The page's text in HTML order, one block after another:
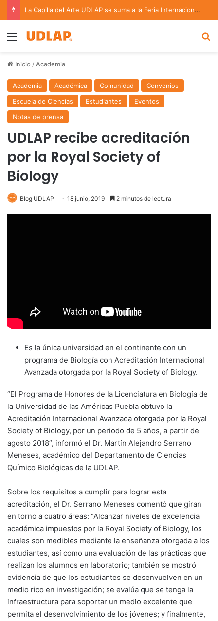
La Capilla del Arte UDLAP se suma a la Feria Internacional del Libro en Puebla
Menu
Inicio / Academia
Academia Académica Comunidad
Convenios
Escuela de Ciencias
Estudiantes
Eventos
Notas de prensa
UDLAP recibe acreditación
por la Royal Society of
Biology
Blog UDLAP 18 junio, 2019 2 minutos de lectura
Es la única universidad en el continente con un
programa de Biología con Acreditación Internacional
Avanzada otorgada por la Royal Society of Biology.
“El Programa de Honores de la Licenciatura en Biología de
la Universidad de las Américas Puebla obtuvo la
Acreditación Internacional Avanzada otorgada por la Royal
Society of Biology, por un periodo de 5 años, a partir de
agosto 2018”, informó el Dr. Martín Alejandro Serrano
Meneses, académico del Departamento de Ciencias
Químico Biológicas de la UDLAP.
Sobre los requisitos a cumplir para lograr esta
acreditación, el Dr. Serrano Meneses comentó que giran
en torno a cuatro áreas: “Alcanzar niveles de excelencia
académica impuestos por la Royal Society of Biology, los
cuales son medibles mediante la enseñanza otorgada a los
estudiantes, así como una evaluación de las prácticas que
realizan los alumnos en laboratorio; también se mostró
evidencia de que los estudiantes se desenvuelven en un
medio rico en investigación; se evalúa que se tenga la
infraestructura para soportar un medio excelente que
permita el desenvolvimiento de los jóvenes; y finalmente,